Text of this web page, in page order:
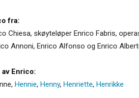
fra:
Chiesa, skøyteløper Enrico Fabris,
Annoni, Enrico Alfonso og Enrico
Enrico:
, Hennie, Henny, Henriette, Henrikke